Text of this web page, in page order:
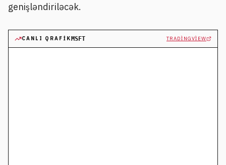
genişləndiriləcək.
CANLI QRAFIKMSFT TRADINGVIEW